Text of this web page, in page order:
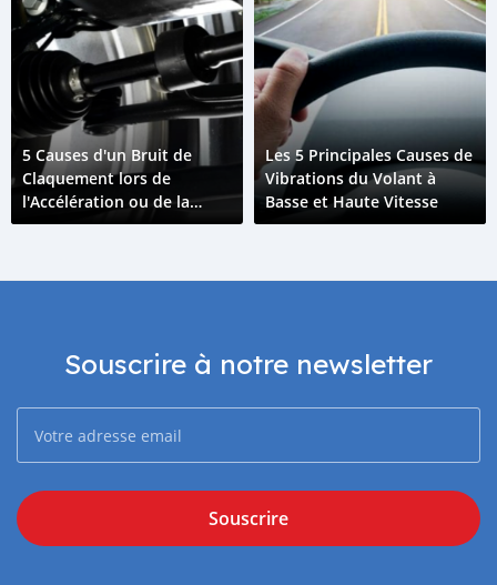
5 Causes d'un Bruit de
Claquement lors de
l'Accélération ou de la
Décélération
Les 5 Principales Causes de
Vibrations du Volant à
Basse et Haute Vitesse
Souscrire à notre newsletter
Souscrire